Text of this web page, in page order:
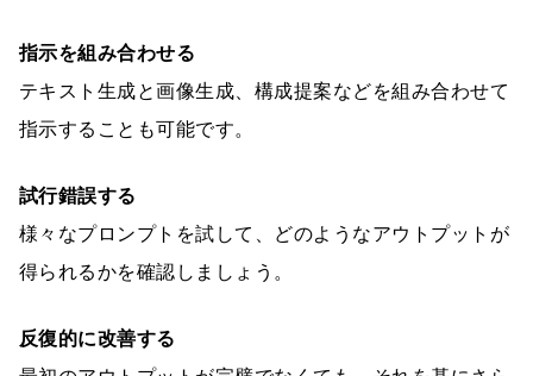
指示を組み合わせる
テキスト生成と画像生成、構成提案などを組み合わせて
指示することも可能です。
試行錯誤する
様々なプロンプトを試して、どのようなアウトプットが
得られるかを確認しましょう。
反復的に改善する